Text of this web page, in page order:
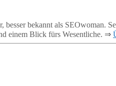
bekannt als SEOwoman.
einem Blick fürs Wesentliche. ⇒